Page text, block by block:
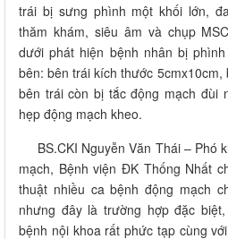
trái bị sưng phình một khối lớn,
thăm khám, siêu âm và chụp
dưới phát hiện bệnh nhân bị
bên: bên trái kích thước 5cmx10cm,
bên trái còn bị tắc động mạch đùi
hẹp động mạch kheo.
BS.CKI Nguyễn Văn Thái – Phó
mạch, Bệnh viện ĐK Thống Nhất
thuật nhiều ca bệnh động mạch
nhưng đây là trường hợp đặc
bệnh nội khoa rất phức tạp cùng